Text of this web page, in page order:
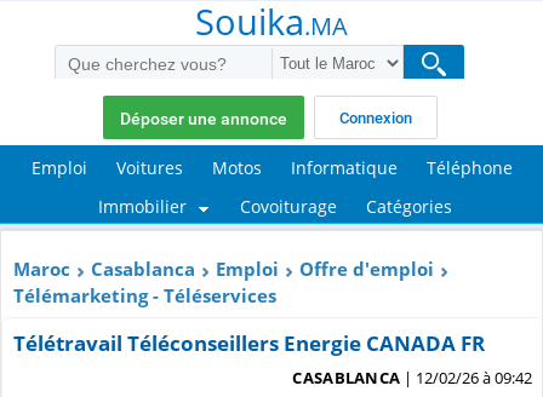
Souika.MA
Déposer une annonce Connexion
Emploi Voitures Motos Informatique
Téléphone
Immobilier
Covoiturage Catégories
Maroc Casablanca Emploi
Offre d'emploi
Télémarketing - Téléservices
Télétravail Téléconseillers Energie CANADA FR
CASABLANCA | 12/02/26 à 09:42